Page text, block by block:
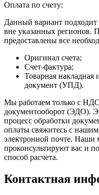
Оплата по счету:
Данный вариант
вне указанных регионов.
предоставлены все
Оригинал счета;
Счет-фактура;
Товарная
документ (УПД).
Мы работаем только с
документооборот (ЭДО).
процесс обработки
оплаты свяжитесь с
электронной почте. Наши
проконсультируют вас и
способ расчета.
Контактная